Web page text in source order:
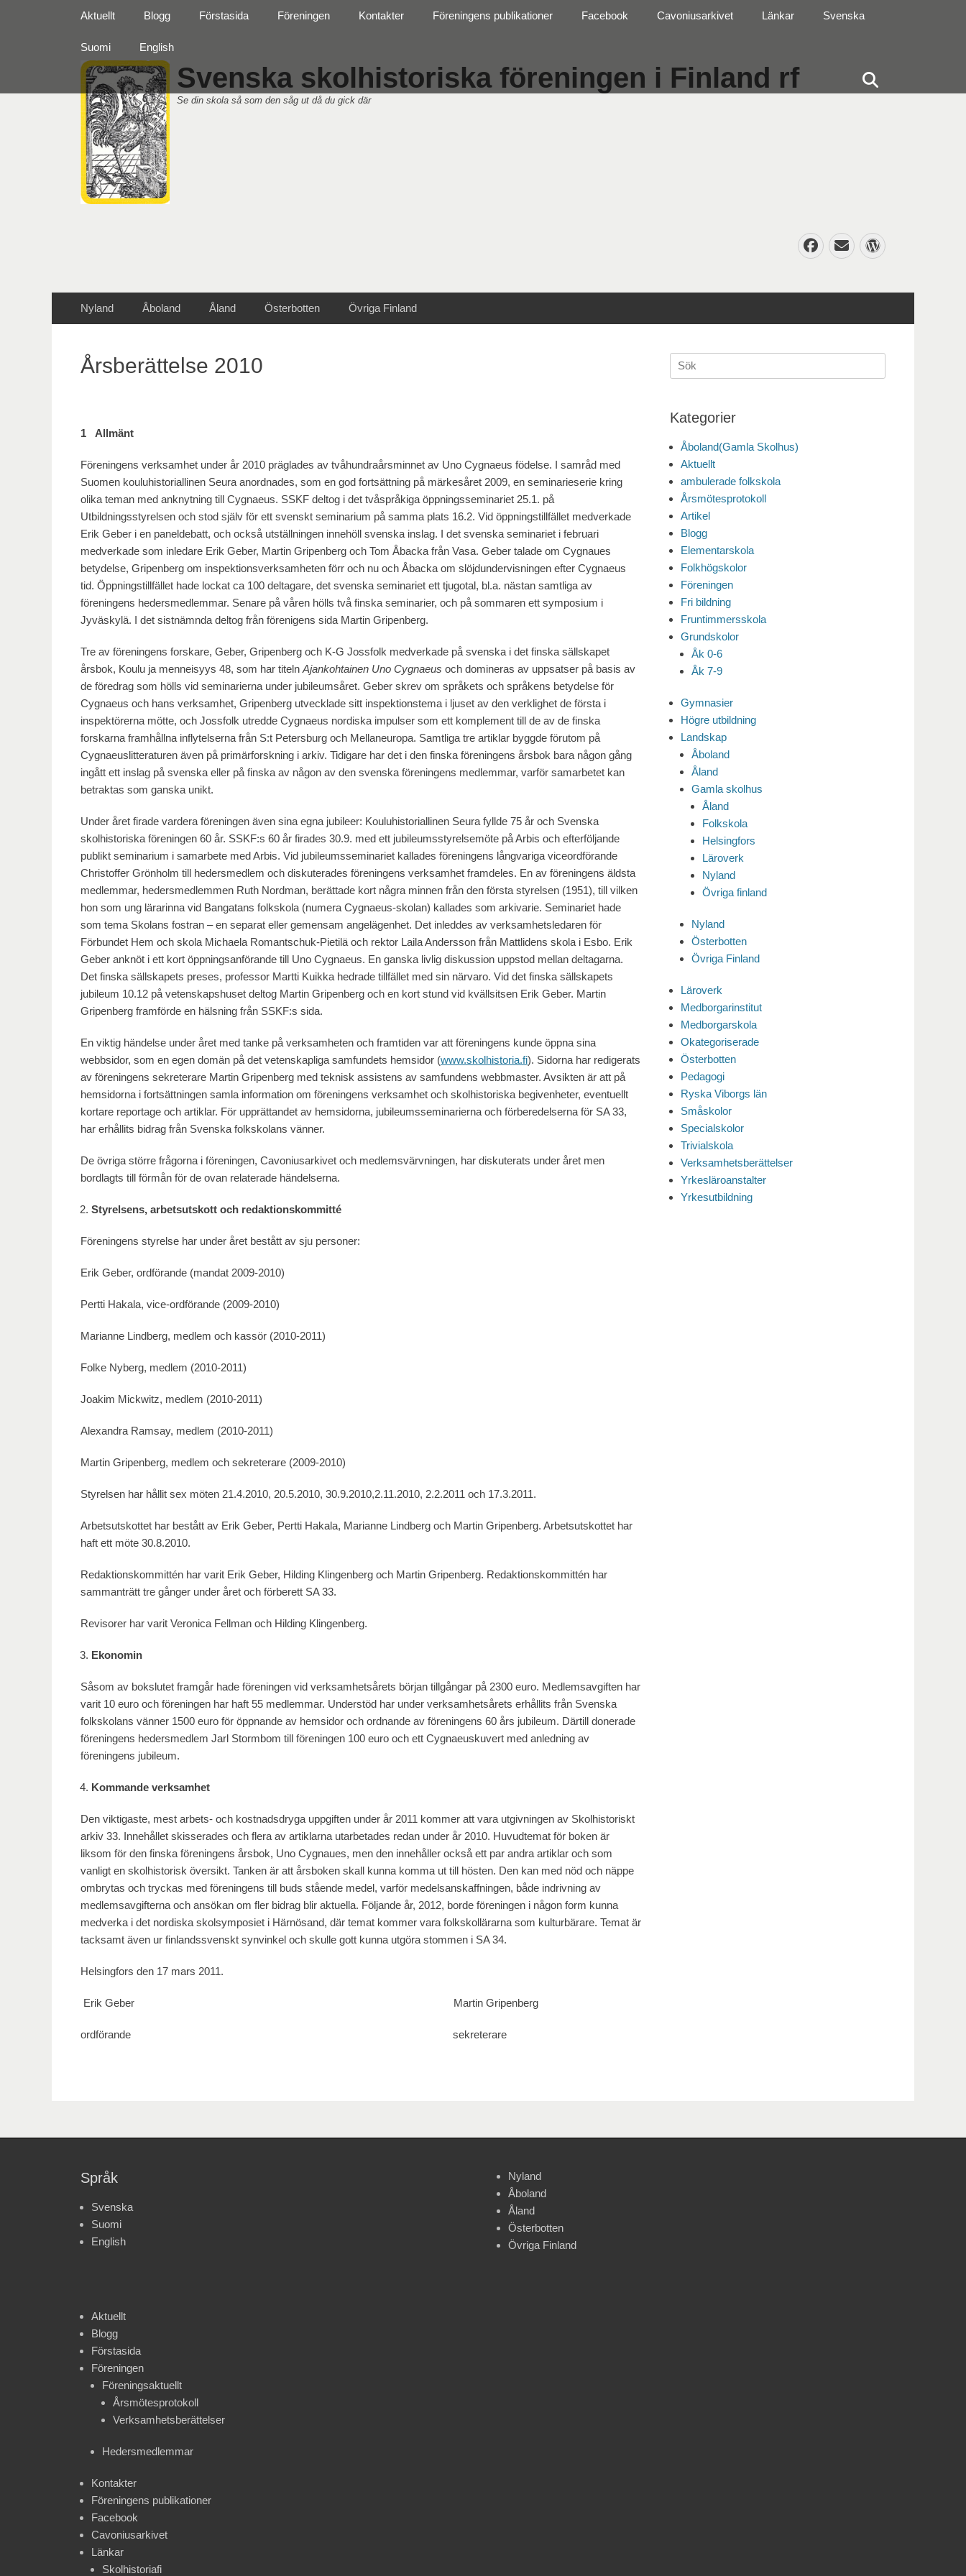
Svenska skolhistoriska föreningen i Finland rf
Se din skola så som den såg ut då du gick där
Facebook
E-
post
Primär meny
innehåll
Aktuellt Blogg Förstasida Föreningen Kontakter Föreningens publikationer Facebook Cavoniusarkivet Länkar Svenska
Suomi English
Sekundär meny
Nyland Åboland Åland Österbotten Övriga Finland
Årsberättelse 2010
1 Allmänt
Föreningens verksamhet under år 2010 präglades av tvåhundraårsminnet av Uno Cygnaeus födelse. I samråd med
Suomen kouluhistoriallinen Seura anordnades, som en god fortsättning på märkesåret 2009, en seminarieserie kring
olika teman med anknytning till Cygnaeus. SSKF deltog i det tvåspråkiga öppningsseminariet 25.1. på
Utbildningsstyrelsen och stod själv för ett svenskt seminarium på samma plats 16.2. Vid öppningstillfället medverkade
Erik Geber i en paneldebatt, och också utställningen innehöll svenska inslag. I det svenska seminariet i februari
medverkade som inledare Erik Geber, Martin Gripenberg och Tom Åbacka från Vasa. Geber talade om Cygnaues
betydelse, Gripenberg om inspektionsverksamheten förr och nu och Åbacka om slöjdundervisningen efter Cygnaeus
tid. Öppningstillfället hade lockat ca 100 deltagare, det svenska seminariet ett tjugotal, bl.a. nästan samtliga av
föreningens hedersmedlemmar. Senare på våren hölls två finska seminarier, och på sommaren ett symposium i
Jyväskylä. I det sistnämnda deltog från förenigens sida Martin Gripenberg.
Tre av föreningens forskare, Geber, Gripenberg och K-G Jossfolk medverkade på svenska i det finska sällskapet
årsbok, Koulu ja menneisyys 48, som har titeln Ajankohtainen Uno Cygnaeus och domineras av uppsatser på basis av
de föredrag som hölls vid seminarierna under jubileumsåret. Geber skrev om språkets och språkens betydelse för
Cygnaeus och hans verksamhet, Gripenberg utvecklade sitt inspektionstema i ljuset av den verklighet de första i
inspektörerna mötte, och Jossfolk utredde Cygnaeus nordiska impulser som ett komplement till de av de finska
forskarna framhållna inflytelserna från S:t Petersburg och Mellaneuropa. Samtliga tre artiklar byggde förutom på
Cygnaeuslitteraturen även på primärforskning i arkiv. Tidigare har det i den finska föreningens årsbok bara någon gång
ingått ett inslag på svenska eller på finska av någon av den svenska föreningens medlemmar, varför samarbetet kan
betraktas som ganska unikt.
Under året firade vardera föreningen även sina egna jubileer: Kouluhistoriallinen Seura fyllde 75 år och Svenska
skolhistoriska föreningen 60 år. SSKF:s 60 år firades 30.9. med ett jubileumsstyrelsemöte på Arbis och efterföljande
publikt seminarium i samarbete med Arbis. Vid jubileumsseminariet kallades föreningens långvariga viceordförande
Christoffer Grönholm till hedersmedlem och diskuterades föreningens verksamhet framdeles. En av föreningens äldsta
medlemmar, hedersmedlemmen Ruth Nordman, berättade kort några minnen från den första styrelsen (1951), till vilken
hon som ung lärarinna vid Bangatans folkskola (numera Cygnaeus-skolan) kallades som arkivarie. Seminariet hade
som tema Skolans fostran – en separat eller gemensam angelägenhet. Det inleddes av verksamhetsledaren för
Förbundet Hem och skola Michaela Romantschuk-Pietilä och rektor Laila Andersson från Mattlidens skola i Esbo. Erik
Geber anknöt i ett kort öppningsanförande till Uno Cygnaeus. En ganska livlig diskussion uppstod mellan deltagarna.
Det finska sällskapets preses, professor Martti Kuikka hedrade tillfället med sin närvaro. Vid det finska sällskapets
jubileum 10.12 på vetenskapshuset deltog Martin Gripenberg och en kort stund vid kvällsitsen Erik Geber. Martin
Gripenberg framförde en hälsning från SSKF:s sida.
En viktig händelse under året med tanke på verksamheten och framtiden var att föreningens kunde öppna sina
webbsidor, som en egen domän på det vetenskapliga samfundets hemsidor (www.skolhistoria.fi). Sidorna har redigerats
av föreningens sekreterare Martin Gripenberg med teknisk assistens av samfundens webbmaster. Avsikten är att på
hemsidorna i fortsättningen samla information om föreningens verksamhet och skolhistoriska begivenheter, eventuellt
kortare reportage och artiklar. För upprättandet av hemsidorna, jubileumsseminarierna och förberedelserna för SA 33,
har erhållits bidrag från Svenska folkskolans vänner.
De övriga större frågorna i föreningen, Cavoniusarkivet och medlemsvärvningen, har diskuterats under året men
bordlagts till förmån för de ovan relaterade händelserna.
Styrelsens, arbetsutskott och redaktionskommitté
Föreningens styrelse har under året bestått av sju personer:
Erik Geber, ordförande (mandat 2009-2010)
Pertti Hakala, vice-ordförande (2009-2010)
Marianne Lindberg, medlem och kassör (2010-2011)
Folke Nyberg, medlem (2010-2011)
Joakim Mickwitz, medlem (2010-2011)
Alexandra Ramsay, medlem (2010-2011)
Martin Gripenberg, medlem och sekreterare (2009-2010)
Styrelsen har hållit sex möten 21.4.2010, 20.5.2010, 30.9.2010,2.11.2010, 2.2.2011 och 17.3.2011.
Arbetsutskottet har bestått av Erik Geber, Pertti Hakala, Marianne Lindberg och Martin Gripenberg. Arbetsutskottet har
haft ett möte 30.8.2010.
Redaktionskommittén har varit Erik Geber, Hilding Klingenberg och Martin Gripenberg. Redaktionskommittén har
sammanträtt tre gånger under året och förberett SA 33.
Revisorer har varit Veronica Fellman och Hilding Klingenberg.
Ekonomin
Såsom av bokslutet framgår hade föreningen vid verksamhetsårets början tillgångar på 2300 euro. Medlemsavgiften har
varit 10 euro och föreningen har haft 55 medlemmar. Understöd har under verksamhetsårets erhållits från Svenska
folkskolans vänner 1500 euro för öppnande av hemsidor och ordnande av föreningens 60 års jubileum. Därtill donerade
föreningens hedersmedlem Jarl Stormbom till föreningen 100 euro och ett Cygnaeuskuvert med anledning av
föreningens jubileum.
Kommande verksamhet
Den viktigaste, mest arbets- och kostnadsdryga uppgiften under år 2011 kommer att vara utgivningen av Skolhistoriskt
arkiv 33. Innehållet skisserades och flera av artiklarna utarbetades redan under år 2010. Huvudtemat för boken är
liksom för den finska föreningens årsbok, Uno Cygnaues, men den innehåller också ett par andra artiklar och som
vanligt en skolhistorisk översikt. Tanken är att årsboken skall kunna komma ut till hösten. Den kan med nöd och näppe
ombrytas och tryckas med föreningens till buds stående medel, varför medelsanskaffningen, både indrivning av
medlemsavgifterna och ansökan om fler bidrag blir aktuella. Följande år, 2012, borde föreningen i någon form kunna
medverka i det nordiska skolsymposiet i Härnösand, där temat kommer vara folkskollärarna som kulturbärare. Temat är
tacksamt även ur finlandssvenskt synvinkel och skulle gott kunna utgöra stommen i SA 34.
Helsingfors den 17 mars 2011.
Erik Geber Martin Gripenberg
ordförande sekreterare
Sök
efter:
Kategorier
Åboland(Gamla Skolhus)
Aktuellt
ambulerade folkskola
Årsmötesprotokoll
Artikel
Blogg
Elementarskola
Folkhögskolor
Föreningen
Fri bildning
Fruntimmersskola
Grundskolor
Åk 0-6
Åk 7-9
Gymnasier
Högre utbildning
Landskap
Åboland
Åland
Gamla skolhus
Åland
Folkskola
Helsingfors
Läroverk
Nyland
Övriga finland
Nyland
Österbotten
Övriga Finland
Läroverk
Medborgarinstitut
Medborgarskola
Okategoriserade
Österbotten
Pedagogi
Ryska Viborgs län
Småskolor
Specialskolor
Trivialskola
Verksamhetsberättelser
Yrkesläroanstalter
Yrkesutbildning
Språk
Svenska
Suomi
English
Aktuellt
Blogg
Förstasida
Föreningen
Föreningsaktuellt
Årsmötesprotokoll
Verksamhetsberättelser
Hedersmedlemmar
Kontakter
Föreningens publikationer
Facebook
Cavoniusarkivet
Länkar
Skolhistoriafi
Nyland
Åboland
Åland
Österbotten
Övriga Finland